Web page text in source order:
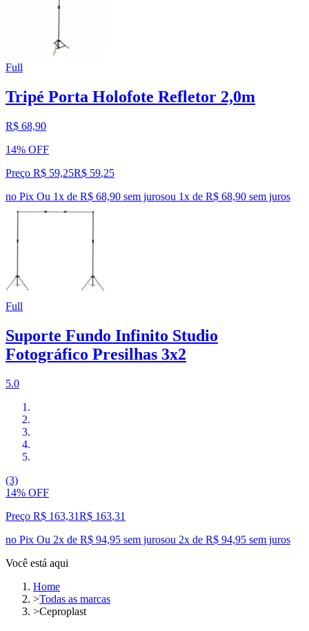
Full
Tripé Porta Holofote Refletor 2,0m
R$ 68,90
14% OFF
Preço R$ 59,25R$ 59,25
no Pix Ou 1x de R$ 68,90 sem jurosou 1x de R$ 68,90 sem juros
Full
Suporte Fundo Infinito Studio
Fotográfico Presilhas 3x2
5.0
(3)
14% OFF
Preço R$ 163,31R$ 163,31
no Pix Ou 2x de R$ 94,95 sem jurosou 2x de R$ 94,95 sem juros
Você está aqui
Home
>Todas as marcas
>Ceproplast